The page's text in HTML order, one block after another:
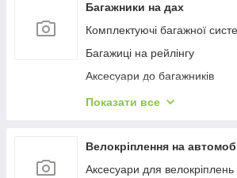
Багажники на дах
Комплектуючі багажної
Багажиці на рейлінгу
Аксесуари до багажників
Багажиці в штатне місце
Багажиці на інтегровані
Багажники на водості
Показати все
Велокріплення на
Аксесуари для велокріплень